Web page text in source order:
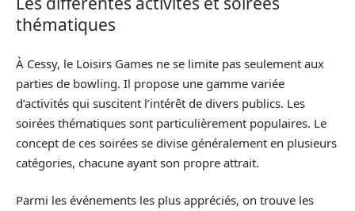
thématiques
À Cessy, le Loisirs Games ne se limite pas seulement aux
parties de bowling. Il propose une gamme variée
d’activités qui suscitent l’intérêt de divers publics. Les
soirées thématiques sont particulièrement populaires. Le
concept de ces soirées se divise généralement en plusieurs
catégories, chacune ayant son propre attrait.
Parmi les événements les plus appréciés, on trouve les